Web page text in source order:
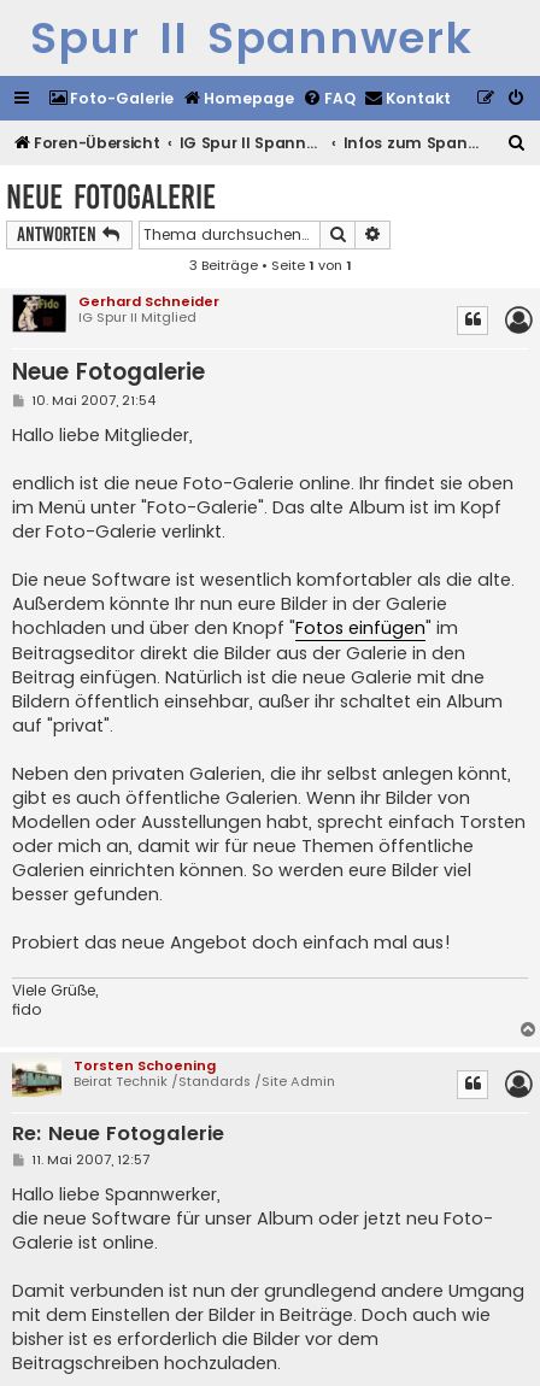
Spur II Spannwerk
Foto-Galerie Homepage FAQ Kontakt
Foren-Übersicht IG Spur II Spannwerk Infos zum Spannwerk und zur IG Spur II
Neue Fotogalerie
Antworten Suche
3 Beiträge • Seite1 von 1
Gerhard Schneider
IG Spur II Mitglied
Neue Fotogalerie
B
i
t
a
g
10. Mai 2007, 21:54
Hallo liebe Mitglieder,
endlich ist die neue Foto-Galerie online. Ihr findet sie oben
im Menü unter "Foto-Galerie". Das alte Album ist im Kopf
der Foto-Galerie verlinkt.
Die neue Software ist wesentlich komfortabler als die alte.
Außerdem könnte Ihr nun eure Bilder in der Galerie
hochladen und über den Knopf "Fotos einfügen" im
Beitragseditor direkt die Bilder aus der Galerie in den
Beitrag einfügen. Natürlich ist die neue Galerie mit dne
Bildern öffentlich einsehbar, außer ihr schaltet ein Album
auf "privat".
Neben den privaten Galerien, die ihr selbst anlegen könnt,
gibt es auch öffentliche Galerien. Wenn ihr Bilder von
Modellen oder Ausstellungen habt, sprecht einfach Torsten
oder mich an, damit wir für neue Themen öffentliche
Galerien einrichten können. So werden eure Bilder viel
besser gefunden.
Probiert das neue Angebot doch einfach mal aus!
Viele Grüße,
fido
Torsten Schoening
Beirat Technik /Standards /Site Admin
Re: Neue Fotogalerie
B
i
t
r
a
g
11. Mai 2007, 12:57
Hallo liebe Spannwerker,
die neue Software für unser Album oder jetzt neu Foto-
Galerie ist online.
Damit verbunden ist nun der grundlegend andere Umgang
mit dem Einstellen der Bilder in Beiträge. Doch auch wie
bisher ist es erforderlich die Bilder vor dem
Beitragschreiben hochzuladen.